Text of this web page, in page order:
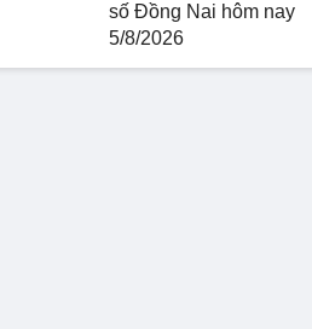
số Đồng Nai hôm nay
5/8/2026